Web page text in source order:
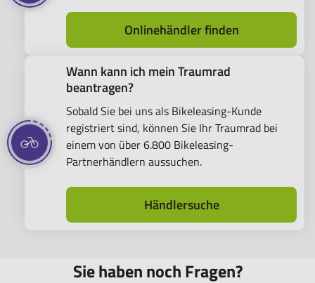
Onlinehändler finden
Wann kann ich mein Traumrad
beantragen?
Sobald Sie bei uns als Bikeleasing-Kunde
registriert sind, können Sie Ihr Traumrad bei
einem von über 6.800 Bikeleasing-
Partnerhändlern aussuchen.
Händlersuche
Sie haben noch Fragen?